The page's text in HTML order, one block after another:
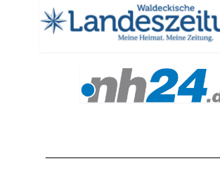
Einsatzleitwagen ELW 1
Drehleiter DLK 23/12
Staffellöschfahrzeug StLF 20/
Rüstwagen RW 1